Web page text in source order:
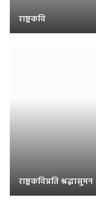
राष्ट्रकवि
राष्ट्रकविप्रति श्रद्धासुमन